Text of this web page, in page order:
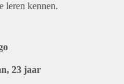
leren kennen.
23 jaar